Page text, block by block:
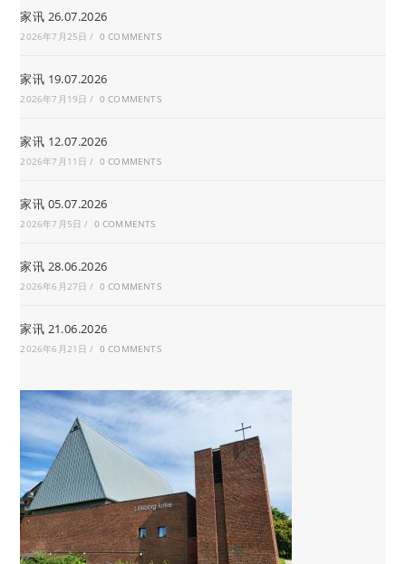
家讯 26.07.2026
2026年7月25日 / 0 COMMENTS
家讯 19.07.2026
2026年7月19日 / 0 COMMENTS
家讯 12.07.2026
2026年7月11日 / 0 COMMENTS
家讯 05.07.2026
2026年7月5日 / 0 COMMENTS
家讯 28.06.2026
2026年6月27日 / 0 COMMENTS
家讯 21.06.2026
2026年6月21日 / 0 COMMENTS